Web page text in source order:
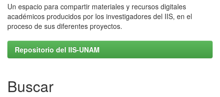
Un espacio para compartir materiales y recursos digitales
académicos producidos por los investigadores del IIS, en el
proceso de sus diferentes proyectos.
Repositorio del IIS-UNAM
Buscar